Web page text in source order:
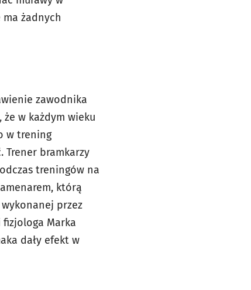
żadnych
zawodnika
w każdym wieku
w trening
Trener bramkarzy
treningów na
którą
przez
fizjologa Marka
dały efekt w